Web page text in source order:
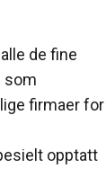
de fine
som
firmaer for
opptatt